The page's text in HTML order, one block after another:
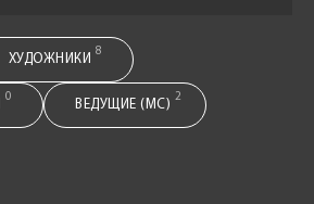
ХУДОЖНИКИ
8
0
ВЕДУЩИЕ (МС)
2